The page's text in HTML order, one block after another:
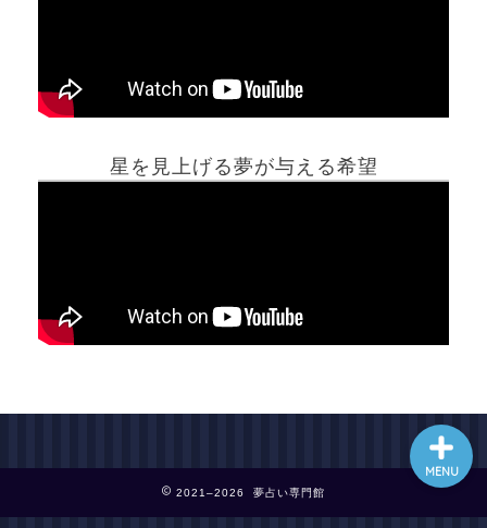
星を見上げる夢が与える希望
2021–2026 夢占い専門館
MENU
ホーム
最新記事動画